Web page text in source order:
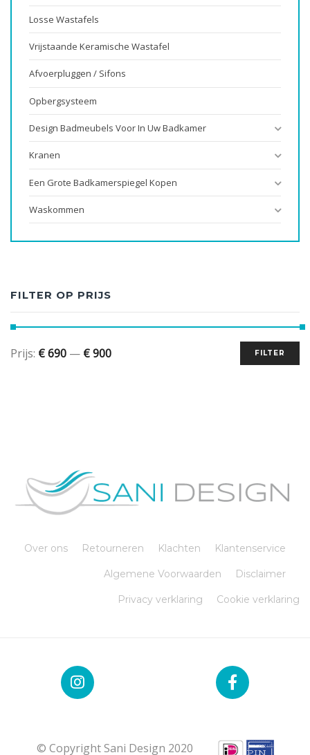
Losse Wastafels
Vrijstaande Keramische Wastafel
Afvoerpluggen / Sifons
Opbergsysteem
Design Badmeubels Voor In Uw Badkamer
Kranen
Een Grote Badkamerspiegel Kopen
Waskommen
FILTER OP PRIJS
FILTER
Prijs: € 690 — € 900
Over ons Retourneren Klachten Klantenservice
Algemene Voorwaarden Disclaimer
Privacy verklaring Cookie verklaring
© Copyright Sani Design 2020